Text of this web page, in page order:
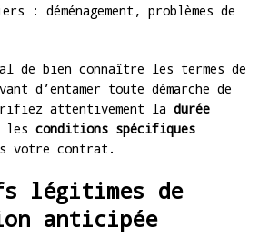
: déménagement, problèmes de
de bien connaître les termes de
d’entamer toute démarche de
attentivement la durée
les conditions spécifiques
votre contrat.
légitimes de
anticipée